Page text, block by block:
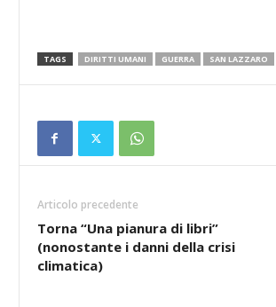
TAGS DIRITTI UMANI GUERRA SAN LAZZARO
Articolo precedente
Torna “Una pianura di libri”
(nonostante i danni della crisi
climatica)